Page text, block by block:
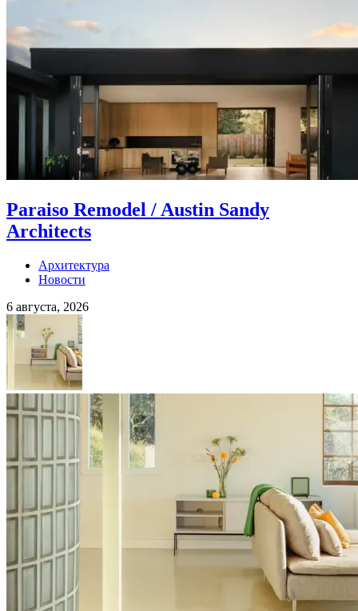
Paraiso Remodel / Austin Sandy
Architects
Архитектура
Новости
6 августа, 2026